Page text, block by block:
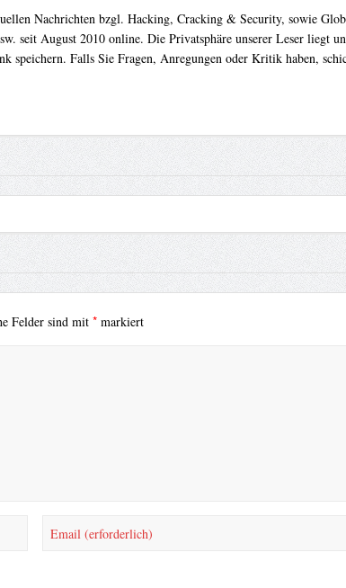
Nachrichten bzgl. Hacking, Cracking & Security, sowie
seit August 2010 online. Die Privatsphäre unserer Leser liegt
speichern. Falls Sie Fragen, Anregungen oder Kritik haben,
Felder sind mit *markiert